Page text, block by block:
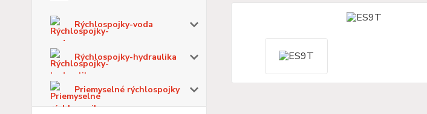
Rýchlospojky-voda
Rýchlospojky-hydraulika
Priemyselné rýchlospojky